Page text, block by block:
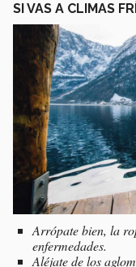
SI VAS A CLIMAS
Arrópate bien, la
enfermedades.
Aléjate de los